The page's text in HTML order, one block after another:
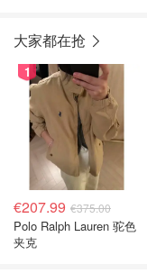
大家都在抢
1
€207.99 €375.00
Polo Ralph Lauren 驼色
夹克